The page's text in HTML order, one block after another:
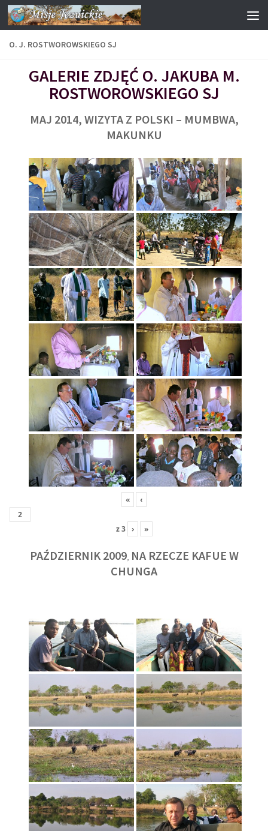
Przejdź do treści
O. J. ROSTWOROWSKIEGO SJ
GALERIE ZDJĘĆ O. JAKUBA M.
ROSTWOROWSKIEGO SJ
MAJ 2014, WIZYTA Z POLSKI – MUMBWA,
MAKUNKU
« ‹
z3 › »
PAŹDZIERNIK 2009, NA RZECZE KAFUE W
CHUNGA